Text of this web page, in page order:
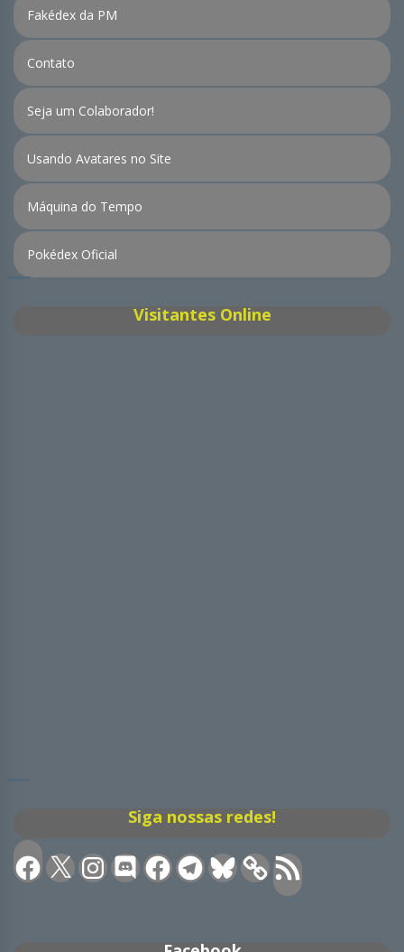
Fakédex da PM
Contato
Seja um Colaborador!
Usando Avatares no Site
Máquina do Tempo
Pokédex Oficial
Visitantes Online
Siga nossas redes!
Facebook
X Instagram
DiscordFacebookTelegramBluesky Feed
RSS